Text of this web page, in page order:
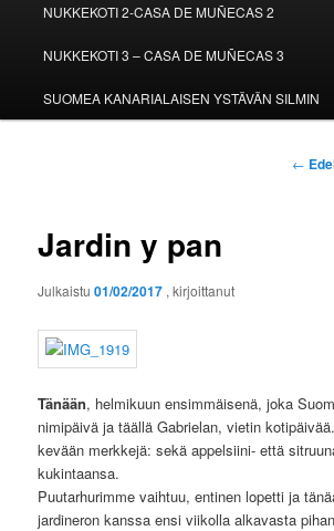
NUKKEKOTI 2-CASA DE MUÑECAS 2
NUKKEKOTI 3 – CASA DE MUÑECAS 3
SUOMEA KANARIALAISEN YSTÄVÄN SILMIN
←
Jardin y pan
Julkaistu01/02/2017 , kirjoittanut
Tänään, helmikuun ensimmäisenä, joka
nimipäivä ja täällä Gabrielan, vietin
kevään merkkejä: sekä appelsiini- että
kukintaansa.
Puutarhurimme vaihtuu, entinen lopetti ja
jardineron kanssa ensi viikolla alkavasta